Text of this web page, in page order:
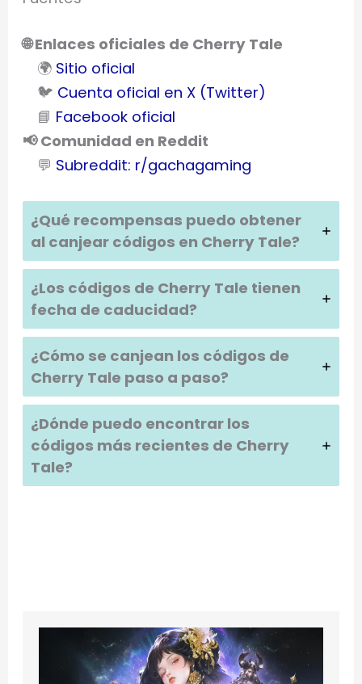
🌐 Enlaces oficiales de Cherry Tale
🌍 Sitio oficial
🐦 Cuenta oficial en X (Twitter)
📘 Facebook oficial
📢 Comunidad en Reddit
💬 Subreddit: r/gachagaming
¿Qué recompensas puedo obtener
al canjear códigos en Cherry Tale?
¿Los códigos de Cherry Tale tienen
fecha de caducidad?
¿Cómo se canjean los códigos de
Cherry Tale paso a paso?
¿Dónde puedo encontrar los
códigos más recientes de Cherry
Tale?